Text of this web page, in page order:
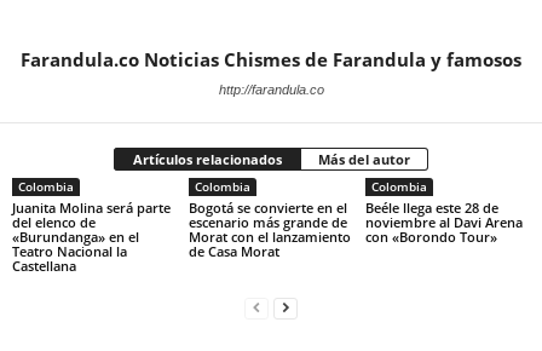
Farandula.co Noticias Chismes de Farandula y famosos
http://farandula.co
Artículos relacionados Más del autor
Colombia
Juanita Molina será parte
del elenco de
«Burundanga» en el
Teatro Nacional la
Castellana
Colombia
Bogotá se convierte en el
escenario más grande de
Morat con el lanzamiento
de Casa Morat
Colombia
Beéle llega este 28 de
noviembre al Davi Arena
con «Borondo Tour»